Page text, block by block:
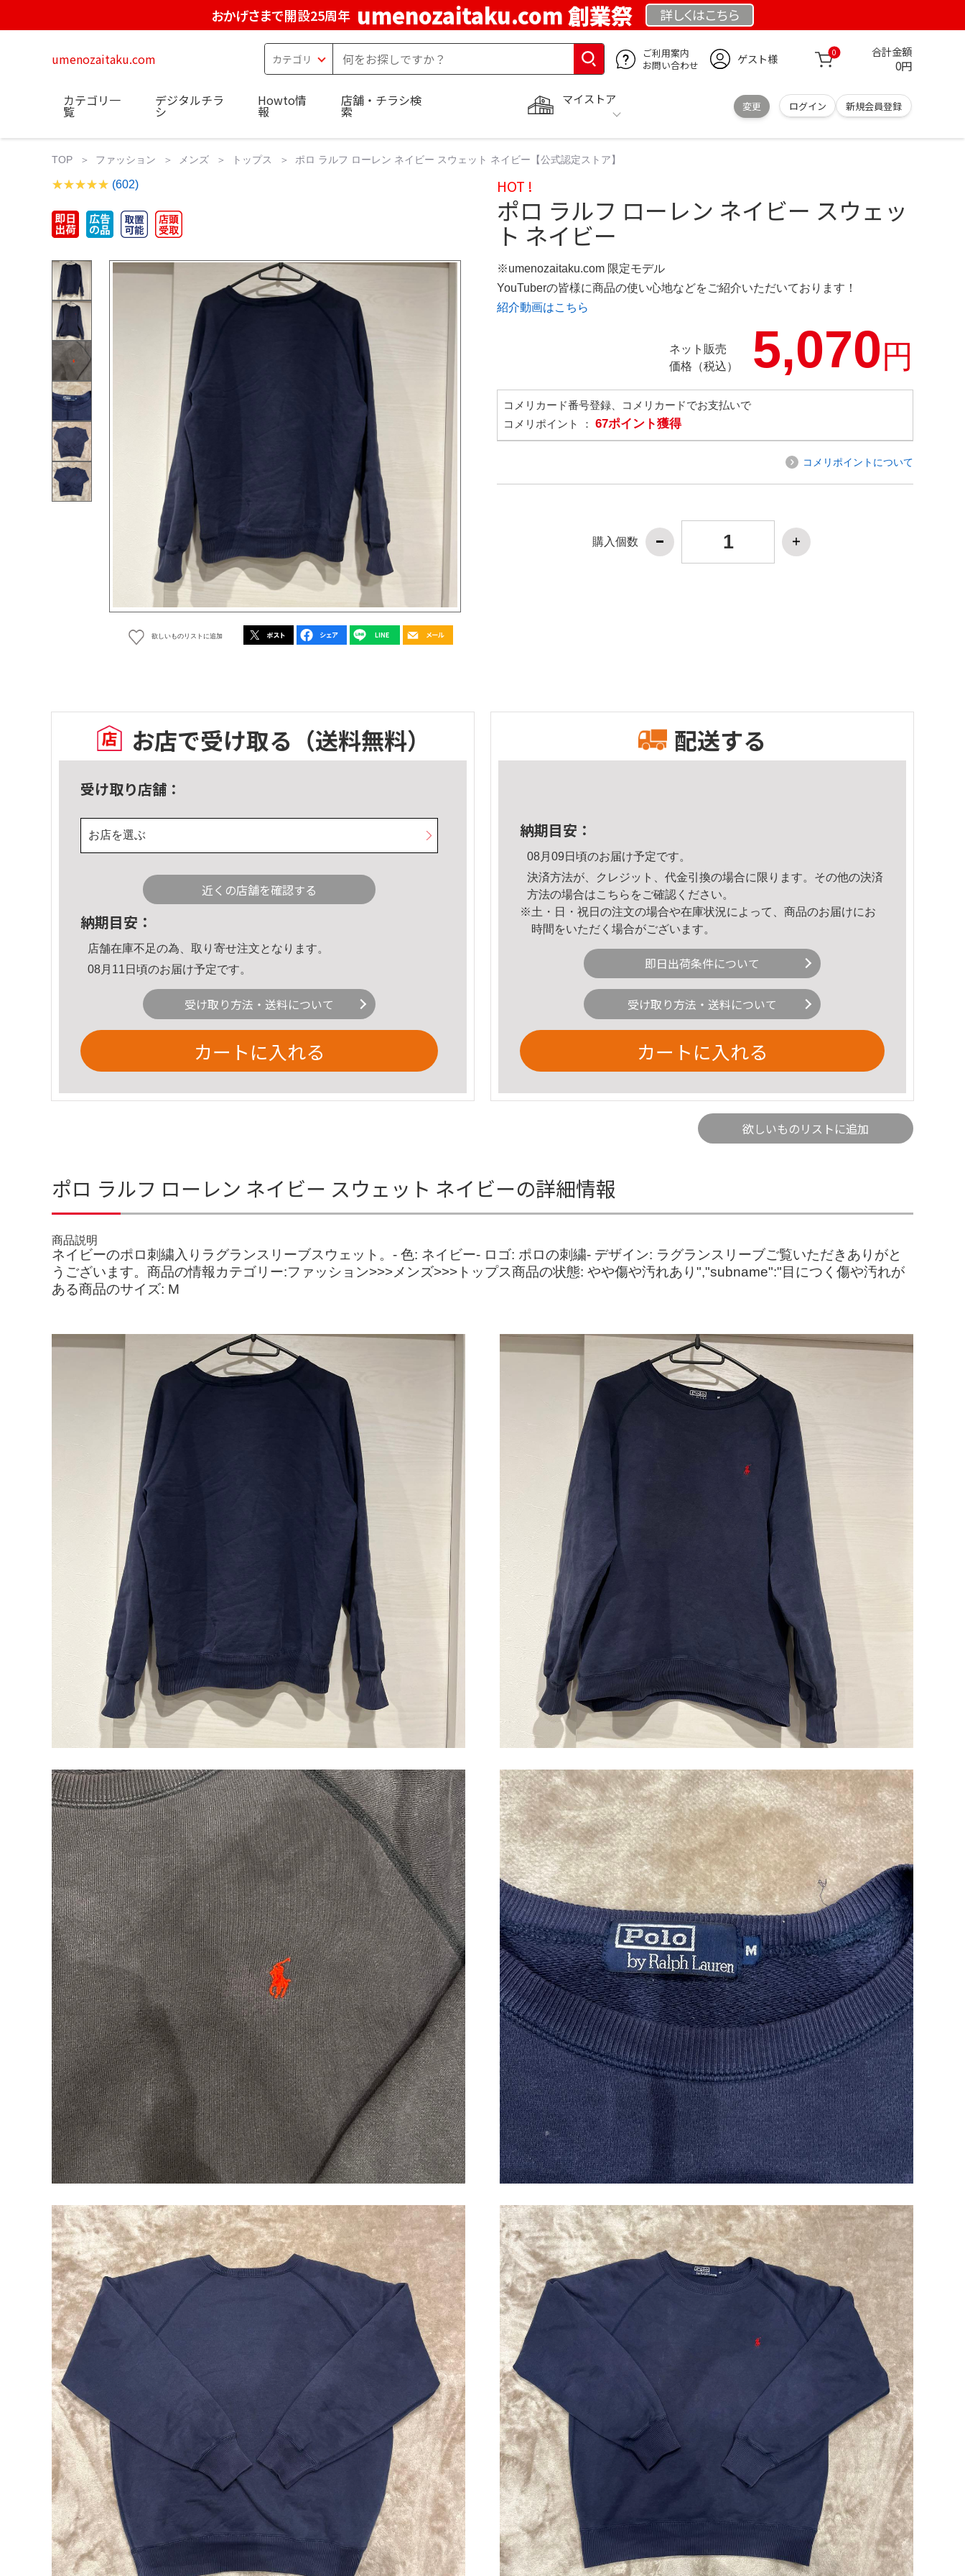
おかげさまで開設25周年 umenozaitaku.com 創業祭 詳しくはこちら
umenozaitaku.com
ご利用案内
お問い合わせ
ゲスト様 0 合計金額
0円
マイストア
変更 ログイン 新規会員登録
カテゴリ一
覧
デジタルチラ
シ
Howto情
報
店舗・チラシ検
索
TOP ファッション メンズ トップス ポロ ラルフ ローレン ネイビー スウェット ネイビー【公式認定ストア】
(602)
欲しいものリストに追加
HOT !
ポロ ラルフ ローレン ネイビー スウェッ
ト ネイビー
※umenozaitaku.com 限定モデル
YouTuberの皆様に商品の使い心地などをご紹介いただいております！
紹介動画はこちら
ネット販売
価格（税込）
5,070円
コメリカード番号登録、コメリカードでお支払いで
コメリポイント ： 67ポイント獲得
コメリポイントについて
購入個数
お店で受け取る （送料無料）
受け取り店舗：
お店を選ぶ
近くの店舗を確認する
納期目安：
店舗在庫不足の為、取り寄せ注文となります。
08月11日頃のお届け予定です。
受け取り方法・送料について
カートに入れる
配送する
納期目安：
08月09日頃のお届け予定です。
決済方法が、クレジット、代金引換の場合に限ります。その他の決済
方法の場合はこちら をご確認ください。
※土・日・祝日の注文の場合や在庫状況によって、商品のお届けにお
時間をいただく場合がございます。
即日出荷条件について
受け取り方法・送料について
カートに入れる
欲しいものリストに追加
ポロ ラルフ ローレン ネイビー スウェット ネイビーの詳細情報
商品説明
ネイビーのポロ刺繍入りラグランスリーブスウェット。- 色: ネイビー- ロゴ: ポロの刺繍- デザイン: ラグランスリーブご覧いただきありがと
うございます。商品の情報カテゴリー:ファッション>>>メンズ>>>トップス商品の状態: やや傷や汚れあり","subname":"目につく傷や汚れが
ある商品のサイズ: M